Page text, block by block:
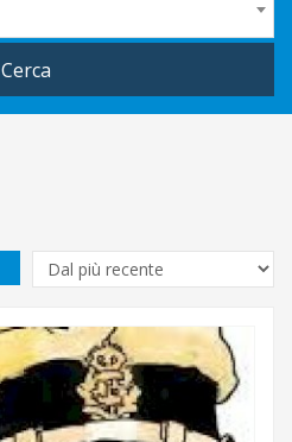
Cerca